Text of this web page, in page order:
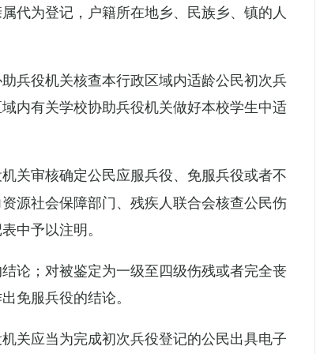
代为登记，户籍所在地乡、民族乡、镇的人
兵役机关核查本行政区域内适龄公民初次兵
内有关学校协助兵役机关做好本校学生中适
关审核确定公民应服兵役、免服兵役或者不
源社会保障部门、残疾人联合会核查公民伤
中予以注明。
论；对被鉴定为一级至四级伤残或者完全丧
免服兵役的结论。
关应当为完成初次兵役登记的公民出具电子